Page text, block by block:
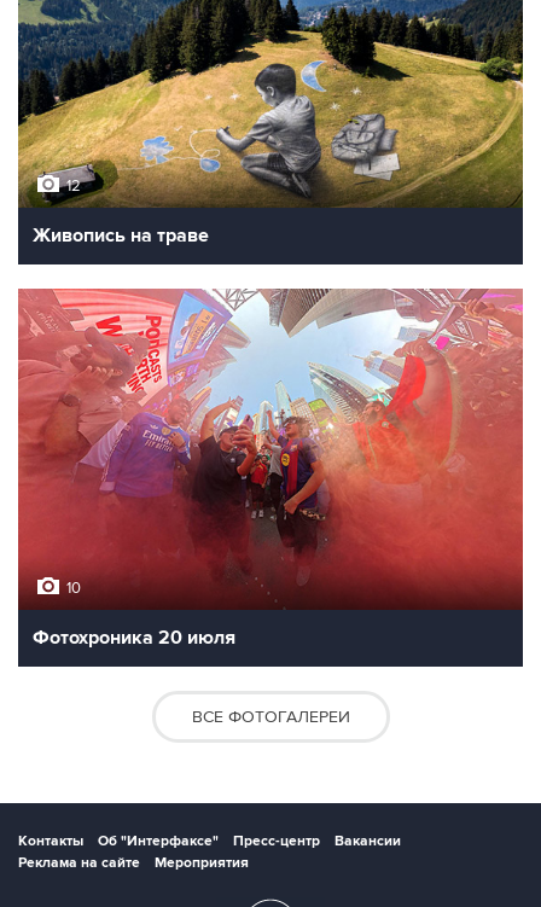
12
Живопись на траве
10
Фотохроника 20 июля
ВСЕ ФОТОГАЛЕРЕИ
Контакты Об "Интерфаксе" Пресс-центр
Вакансии
Реклама на сайте
Мероприятия